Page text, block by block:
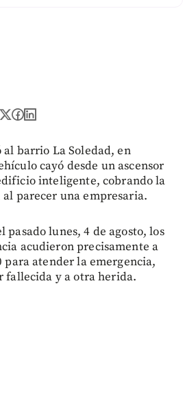
barrio La Soledad, en
cayó desde un ascensor
inteligente, cobrando la
parecer una empresaria.
lunes, 4 de agosto, los
acudieron precisamente a
para atender la emergencia,
fallecida y a otra herida.